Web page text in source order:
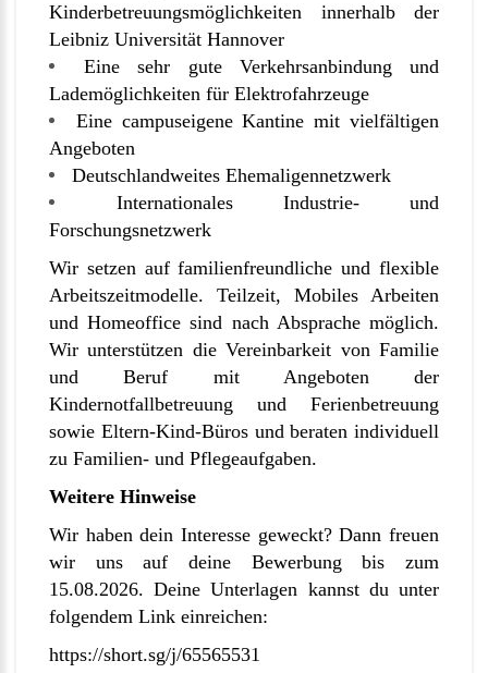
Kinderbetreuungsmöglichkeiten innerhalb der
Leibniz Universität Hannover
Eine sehr gute Verkehrsanbindung und
Lademöglichkeiten für Elektrofahrzeuge
Eine campuseigene Kantine mit vielfältigen
Angeboten
Deutschlandweites Ehemaligennetzwerk
Internationales Industrie- und
Forschungsnetzwerk
Wir setzen auf familienfreundliche und flexible
Arbeitszeitmodelle. Teilzeit, Mobiles Arbeiten
und Homeoffice sind nach Absprache möglich.
Wir unterstützen dieVereinbarkeit von Familie
und Beruf mit Angeboten der
Kindernotfallbetreuung und Ferienbetreuung
sowie Eltern-Kind-Büros und beraten individuell
zu Familien- und Pflegeaufgaben.
Weitere Hinweise
Wir haben dein Interesse geweckt? Dann freuen
wir uns auf deine Bewerbung bis zum
15.08.2026. Deine Unterlagen kannst du unter
folgendem Link einreichen:
https://short.sg/j/65565531